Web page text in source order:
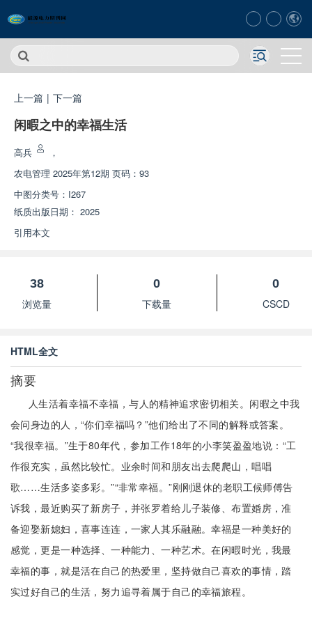
上一篇 | 下一篇
闲暇之中的幸福生活
高兵
，
农电管理 2025年第12期 页码：93
中图分类号： I267
纸质出版日期： 2025
引用本文
38
浏览量
0
下载量
0
CSCD
HTML全文
摘要
人生活着幸福不幸福，与人的精神追求密切相关。闲暇之中我
会问身边的人，“你们幸福吗？”他们给出了不同的解释或答案。
“我很幸福。”生于80年代，参加工作18年的小李笑盈盈地说：“工
作很充实，虽然比较忙。业余时间和朋友出去爬爬山，唱唱
歌……生活多姿多彩。”“非常幸福。”刚刚退休的老职工候师傅告
诉我，最近购买了新房子，并张罗着给儿子装修、布置婚房，准
备迎娶新媳妇，喜事连连，一家人其乐融融。幸福是一种美好的
感觉，更是一种选择、一种能力、一种艺术。在闲暇时光，我最
幸福的事，就是活在自己的热爱里，坚持做自己喜欢的事情，踏
实过好自己的生活，努力追寻着属于自己的幸福旅程。